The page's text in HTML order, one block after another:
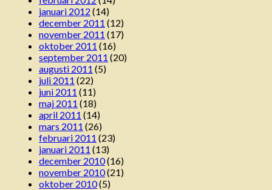
januari 2012 (14)
december 2011 (12)
november 2011 (17)
oktober 2011 (16)
september 2011 (20)
augusti 2011 (5)
juli 2011 (22)
juni 2011 (11)
maj 2011 (18)
april 2011 (14)
mars 2011 (26)
februari 2011 (23)
januari 2011 (13)
december 2010(16)
november 2010(21)
oktober 2010(5)